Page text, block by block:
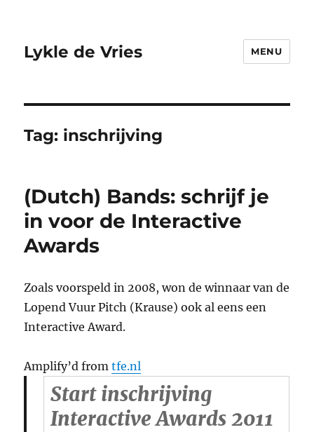
Lykle de Vries MENU
Tag: inschrijving
(Dutch) Bands: schrijf je
in voor de Interactive
Awards
Zoals voorspeld in 2008, won de winnaar van de
Lopend Vuur Pitch (Krause) ook al eens een
Interactive Award.
Amplify’d fromtfe.nl
Start inschrijving
Interactive Awards 2011